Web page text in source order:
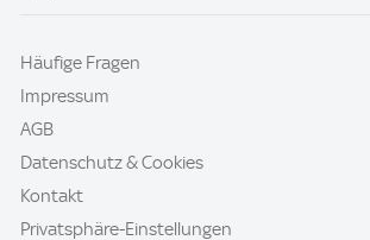
Häufige Fragen
Impressum
AGB
Datenschutz & Cookies
Kontakt
Privatsphäre-Einstellungen